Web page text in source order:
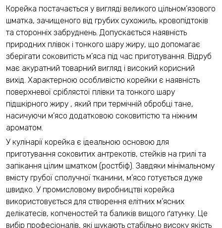
Корейка постачається у вигляді великого цільном’язового
шматка, зачищеного від грубих сухожиль, кровопідтоків
та сторонніх забруднень. Допускається наявність
природних плівок і тонкого шару жиру, що допомагає
зберігати соковитість м’яса під час приготування. Відруб
має акуратний товарний вигляд і високий корисний
вихід. Характерною особливістю корейки є наявність
поверхневої сріблястої плівки та тонкого шару
підшкірного жиру , який при термічній обробці тане,
насичуючи м’ясо додатковою соковитістю та ніжним
ароматом.
У кулінарії корейка є ідеальною основою для
приготування соковитих антрекотів, стейків на грилі та
запікання цілим шматком (ростбіф). Завдяки мінімальному
вмісту грубої сполучної тканини, м’ясо готується дуже
швидко. У промисловому виробництві корейка
використовується для створення елітних м’ясних
делікатесів, копченостей та баликів вищого ґатунку. Це
вибір професіоналів, які шукають стабільно високу якість